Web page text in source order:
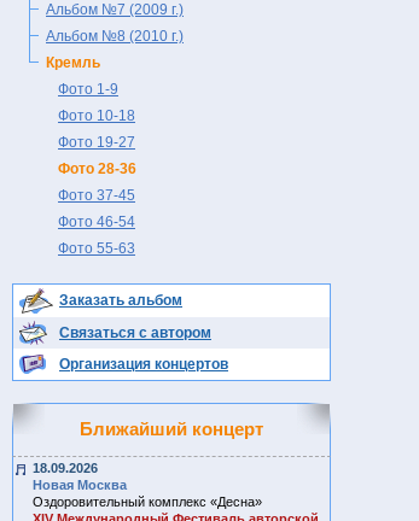
Альбом №7 (2009 г.)
Альбом №8 (2010 г.)
Кремль
Фото 1-9
Фото 10-18
Фото 19-27
Фото 28-36
Фото 37-45
Фото 46-54
Фото 55-63
Заказать альбом
Связаться с автором
Организация концертов
Ближайший концерт
18.09.2026
Новая Москва
Оздоровительный комплекс «Десна»